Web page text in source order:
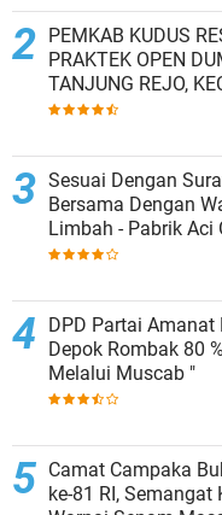
PEMKAB KUDUS RESMI
PRAKTEK OPEN
TANJUNG REJO,
KAB.KUDUS,BERLAKUKAN
Sesuai Dengan
Bersama Dengan
Limbah - Pabrik Aci
Penampungan Air
DPD Partai Amanat
Depok Rombak 80
Melalui Muscab "
Camat Campaka
ke-81 RI, Semangat